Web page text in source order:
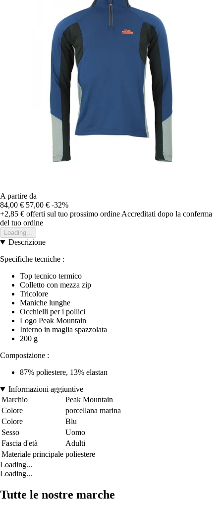
A partire da
84,00 € 57,00 € -32%
+2,85 € offerti sul tuo prossimo ordine Accreditati dopo la conferma
del tuo ordine
Loading...
Descrizione
Specifiche tecniche :
Top tecnico termico
Colletto con mezza zip
Tricolore
Maniche lunghe
Occhielli per i pollici
Logo Peak Mountain
Interno in maglia spazzolata
200 g
Composizione :
87% poliestere, 13% elastan
Informazioni aggiuntive
Marchio
Peak Mountain
Colore
porcellana marina
Colore
Blu
Sesso
Uomo
Fascia d'età
Adulti
Materiale principale poliestere
Loading...
Loading...
Tutte le nostre marche